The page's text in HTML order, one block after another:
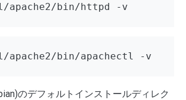
apache2/bin/httpd -v
bin/apachectl -v
のデフォルトインストールディレク